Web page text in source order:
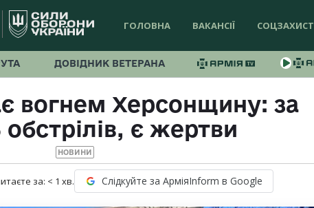
ГОЛОВНА ВАКАНСІЇ СОЦЗАХИСТ
ДОВІДНИК ВЕТЕРАНА
вогнем Херсонщину: за
є жертви
НОВИНИ
за: < 1 хв. Слідкуйте за АрміяInform в Google